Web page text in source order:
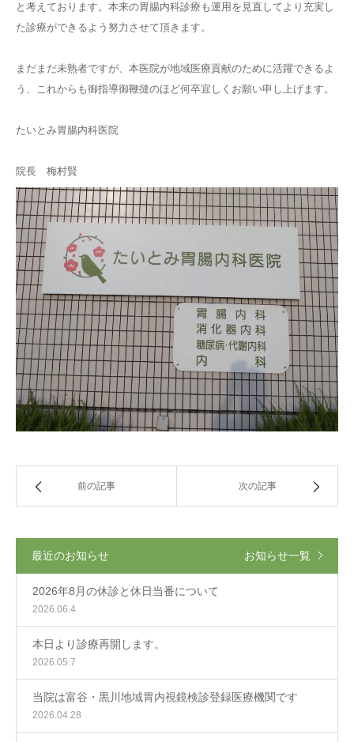
と考えております。本来の胃腸内科診療も運用を見直してより充実し
た診療ができるよう努力させて頂きます。
まだまだ未熟者ですが、本医院が地域医療貢献のために活躍できるよ
う、これからも御指導御鞭撻のほど何卒宜しくお願い申し上げます。
たいとみ胃腸内科医院
院長 梅村賢
前の記事 次の記事
最近のお知らせ お知らせ一覧
2026年8月の休診と休日当番について
2026.06.4
本日より診療再開します。
2026.05.7
当院は富谷・黒川地域胃内視鏡検診登録医療機関です
2026.04.28